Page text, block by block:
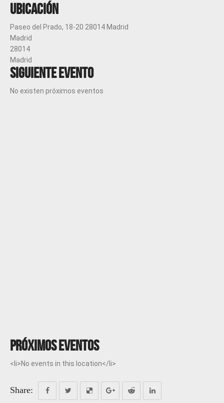
Ubicación
Paseo del Prado, 18-20 28014 Madrid
Madrid
28014
Madrid
Siguiente evento
No existen próximos eventos
Próximos eventos
<li>No events in this location</li>
Share: